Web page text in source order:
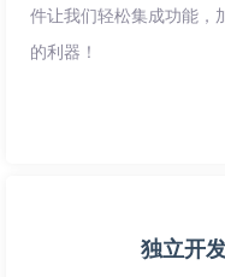
件让我们轻松集成功能，
的利器！
独立开